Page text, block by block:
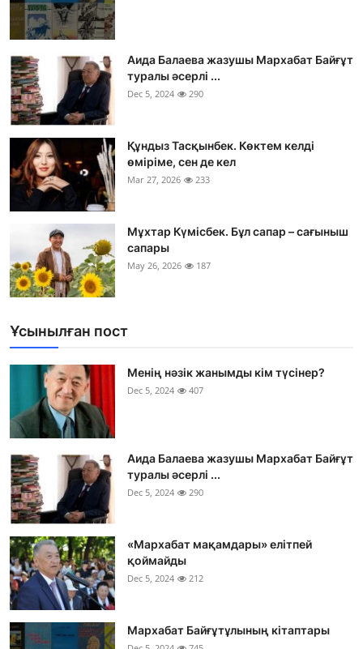
Аида Балаева жазушы Мархабат Байғұт
туралы әсерлі ...
Dec 5, 2024 290
Құндыз Тасқынбек. Көктем келді
өміріме, сен де кел
Mar 27, 2026 233
Мұхтар Күмісбек. Бұл сапар – сағыныш
сапары
May 26, 2026 187
Ұсынылған пост
Менің нәзік жанымды кім түсінер?
Dec 5, 2024 407
Аида Балаева жазушы Мархабат Байғұт
туралы әсерлі ...
Dec 5, 2024 290
«Мархабат мақамдары» елітпей
қоймайды
Dec 5, 2024 212
Мархабат Байғұтұлының кітаптары